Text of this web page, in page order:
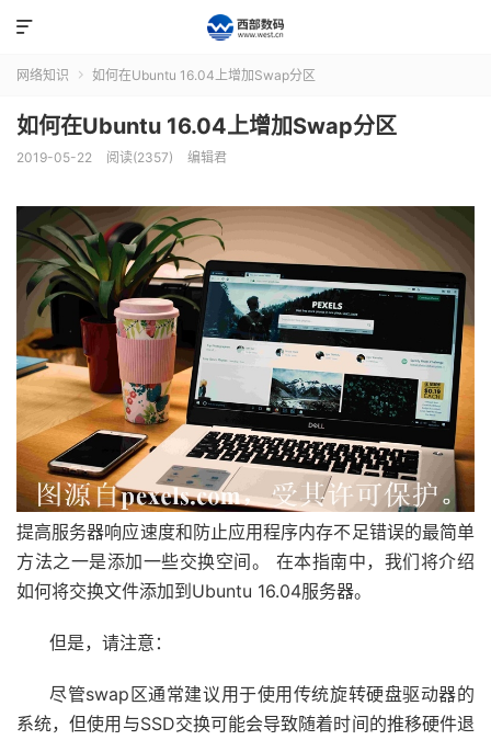

网络知识  如何在Ubuntu 16.04上增加Swap分区
如何在Ubuntu 16.04上增加Swap分区
2019-05-22 阅读(2357) 编辑君
提高服务器响应速度和防止应用程序内存不足错误的最简单
方法之一是添加一些交换空间。 在本指南中，我们将介绍
如何将交换文件添加到Ubuntu 16.04服务器。
但是，请注意：
尽管swap区通常建议用于使用传统旋转硬盘驱动器的
系统，但使用与SSD交换可能会导致随着时间的推移硬件退